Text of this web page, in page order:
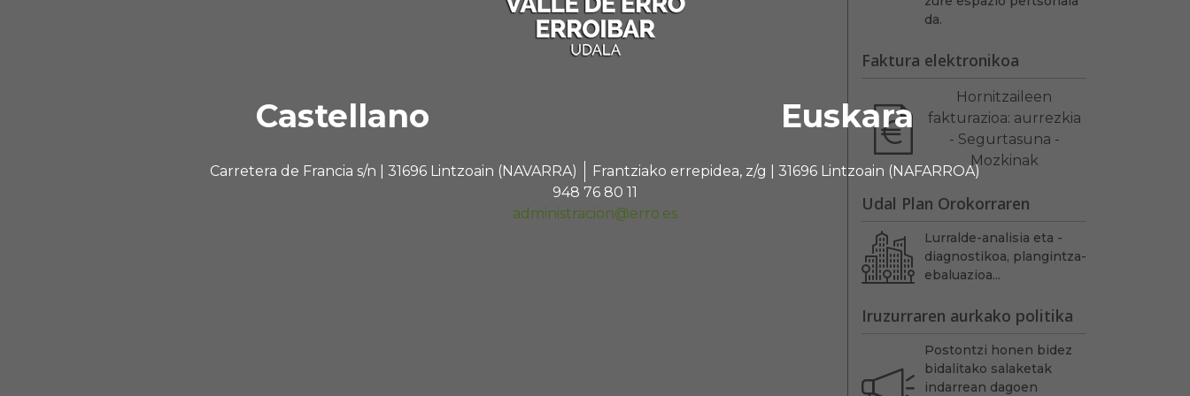
Castellano Euskara
Carretera de Francia s/n | 31696 Lintzoain (NAVARRA)
Frantziako errepidea, z/g | 31696 Lintzoain (NAFARROA)
948 76 80 11
administracion@erro.es
da.
Faktura elektronikoa
Hornitzaileen
fakturazioa: aurrezkia
- Segurtasuna -
Mozkinak
Udal Plan Orokorraren
Lurralde-analisia eta -
diagnostikoa, plangintza-
ebaluazioa...
Iruzurraren aurkako politika
Postontzi honen bidez
bidalitako salaketak
indarrean dagoen